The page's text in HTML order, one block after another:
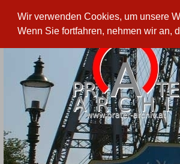
Wir verwenden Cookies, um unsere
Wenn Sie fortfahren, nehmen wir an,